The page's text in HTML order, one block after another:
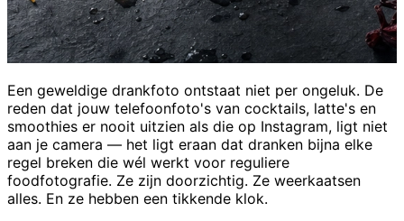
Een geweldige drankfoto ontstaat niet per ongeluk. De
reden dat jouw telefoonfoto's van cocktails, latte's en
smoothies er nooit uitzien als die op Instagram, ligt niet
aan je camera — het ligt eraan dat dranken bijna elke
regel breken die wél werkt voor reguliere
foodfotografie. Ze zijn doorzichtig. Ze weerkaatsen
alles. En ze hebben een tikkende klok.